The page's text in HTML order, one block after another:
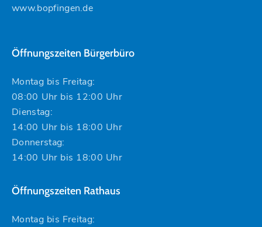
www.bopfingen.de
Öffnungszeiten Bürgerbüro
Montag bis Freitag:
08:00 Uhr bis 12:00 Uhr
Dienstag:
14:00 Uhr bis 18:00 Uhr
Donnerstag:
14:00 Uhr bis 18:00 Uhr
Öffnungszeiten Rathaus
Montag bis Freitag: